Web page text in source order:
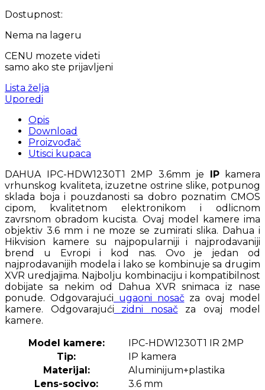
Dostupnost:
Nema na lageru
CENU mozete videti
samo ako ste prijavljeni
Lista želja
Uporedi
Opis
Download
Proizvođač
Utisci kupaca
DAHUA IPC-HDW1230T1 2MP 3.6mm je IPkamera
vrhunskog kvaliteta, izuzetne ostrine slike, potpunog
sklada boja i pouzdanosti sa dobro poznatim CMOS
cipom, kvalitetnom elektronikom i odlicnom
zavrsnom obradom kucista. Ovaj model kamere ima
objektiv 3.6 mm i ne moze se zumirati slika. Dahua i
Hikvision kamere su najpopularniji i najprodavaniji
brend u Evropi i kod nas. Ovo je jedan od
najprodavanijih modela i lako se kombinuje sa drugim
XVR uredjajima. Najbolju kombinaciju i kompatibilnost
dobijate sa nekim od Dahua XVR snimaca iz nase
ponude. Odgovarajući ugaoni nosačza ovaj model
kamere. Odgovarajući zidni nosačza ovaj model
kamere.
Model kamere:
IPC-HDW1230T1 IR 2MP
Tip:
IP kamera
Materijal:
Aluminijum+plastika
Lens-socivo:
3.6 mm